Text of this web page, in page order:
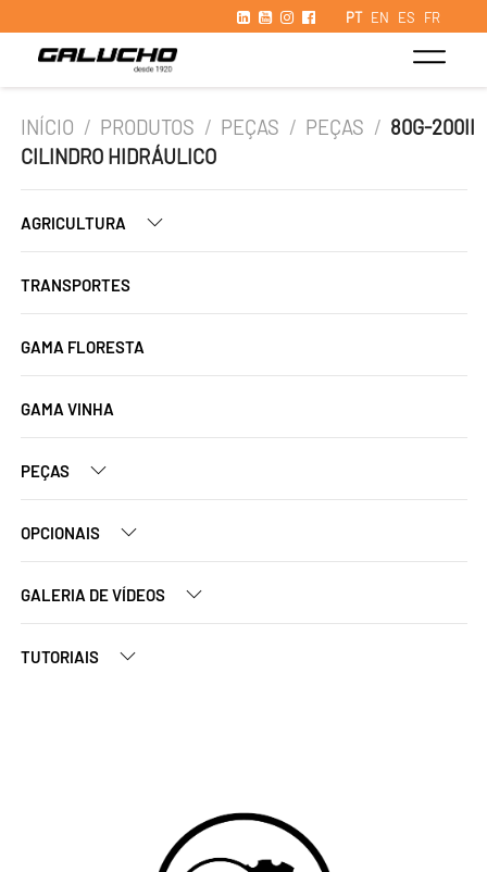
PT EN ES FR
INÍCIO / PRODUTOS / PEÇAS / PEÇAS / 80G-200II
CILINDRO HIDRÁULICO
AGRICULTURA
TRANSPORTES
GAMA FLORESTA
GAMA VINHA
PEÇAS
OPCIONAIS
GALERIA DE VÍDEOS
TUTORIAIS